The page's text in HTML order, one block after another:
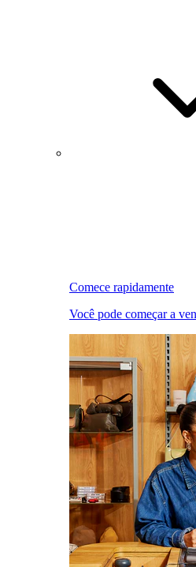
Comece rapidamente
Você pode começar a